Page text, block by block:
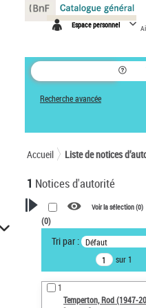
Espace personnel
Recherche avancée
Accueil Liste de notices
1 Notices d'autorité
VOTRE RECHERCHE
Recherche avancée dans
notices d’autorité
Œuvres liées à l'auteur :
Temperton, Rod (1947-
Voir la sélection (0)
(0)
Tri par : Défaut
sur 1
1
Temperton, Rod (1947-
Panneau de gestion des cookies